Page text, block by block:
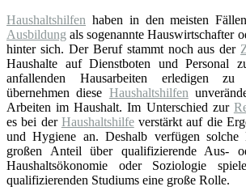
Haushaltshilfen haben in den meisten
Ausbildung als sogenannte Hauswirtschafter
hinter sich. Der Beruf stammt noch aus der
Haushalte auf Dienstboten und Personal
anfallenden Hausarbeiten erledigen zu
übernehmen diese Haushaltshilfen
Arbeiten im Haushalt. Im Unterschied zur
es bei der Haushaltshilfeverstärkt auf die
und Hygiene an. Deshalb verfügen
großen Anteil über qualifizierende Aus-
Haushaltsökonomie oder Soziologie
qualifizierenden Studiums eine große Rolle.